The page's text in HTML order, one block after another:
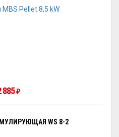
885₽
WS 8-2